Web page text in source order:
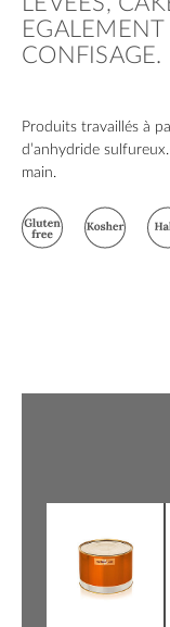
EGALEMENT
CONFISAGE.
Produits travaillés à
d’anhydride
main.